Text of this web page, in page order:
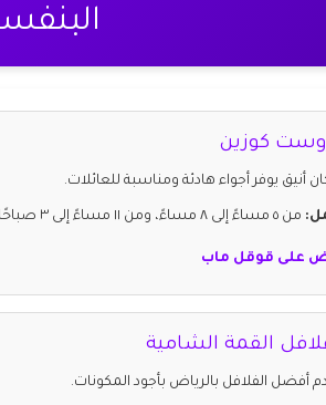
كوزين
أنيق يوفر أجواء هادئة ومناسبة للعائلات.
من ٥ مساءً إلى ٨ مساءً، ومن ١١ مساءً إلى ٣ صباحًا.
على قوقل ماب
القمة الشامية
أفضل الفلافل بالرياض بأجود المكونات.